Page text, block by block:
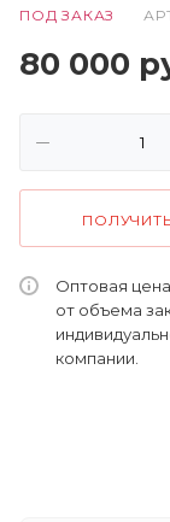
ПОД ЗАКАЗ
80 000
Оптовая
от объема
компании.